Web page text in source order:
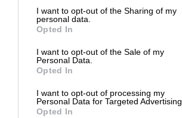
I want to opt-out of the Sharing of my
personal data.
Opted In
I want to opt-out of the Sale of my
Personal Data.
Opted In
I want to opt-out of processing my
Personal Data for Targeted Advertising.
Opted In